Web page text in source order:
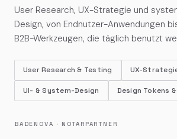
User Research, UX-Strategie und
Design, von Endnutzer-Anwendungen
B2B-Werkzeugen, die täglich benutzt
User Research & Testing UX-
UI- & System-Design Design Tokens
BADENOVA · NOTARPARTNER